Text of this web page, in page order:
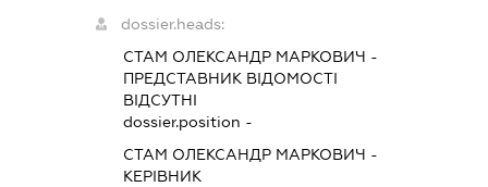
dossier.heads:
СТАМ ОЛЕКСАНДР МАРКОВИЧ -
ПРЕДСТАВНИК ВІДОМОСТІ
ВІДСУТНІ
dossier.position -
СТАМ ОЛЕКСАНДР МАРКОВИЧ -
КЕРІВНИК